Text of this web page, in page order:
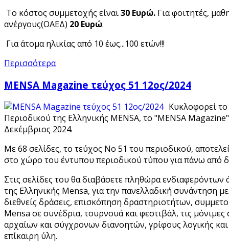
Το κόστος συμμετοχής είναι30 Ευρώ. Για φοιτητές,
ανέργους(ΟΑΕΔ) 20 Ευρώ.
Για άτομα ηλικίας από 10 έως...100 ετών!!!
Περισσότερα
MENSA Magazine τεύχος 51 12ος/2024
Κυκλοφορεί
Περιοδικού της Ελληνικής MENSA, το "MENSA
Δεκέμβριος 2024.
Με 68 σελίδες, το τεύχος Νο 51 του περιοδικού,
στο χώρο του έντυπου περιοδικού τύπου για πάνω από
Στις σελίδες του θα διαβάσετε πληθώρα
της Ελληνικής Mensa, για την πανελλαδική συνάντηση
διεθνείς δράσεις, επισκόπηση δραστηριοτήτων,
Mensa σε συνέδρια, τουρνουά και φεστιβάλ, τις μόνιμες
αρχαίων και σύγχρονων διανοητών, γρίφους λογικής
επίκαιρη ύλη.